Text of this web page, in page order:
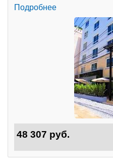
Подробнее
48 307 руб.